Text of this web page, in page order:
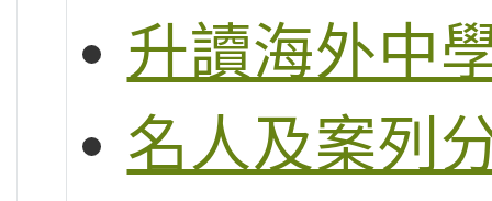
升讀海外中
名人及案列